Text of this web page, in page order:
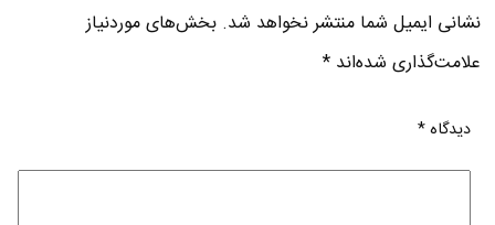
نشانی ایمیل شما منتشر نخواهد شد. بخش‌های موردنیاز
علامت‌گذاری شده‌اند*
دیدگاه*